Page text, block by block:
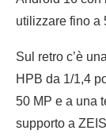
utilizzare fino a
Sul retro c’è
HPB da 1/1,4
50 MP e a una
supporto a